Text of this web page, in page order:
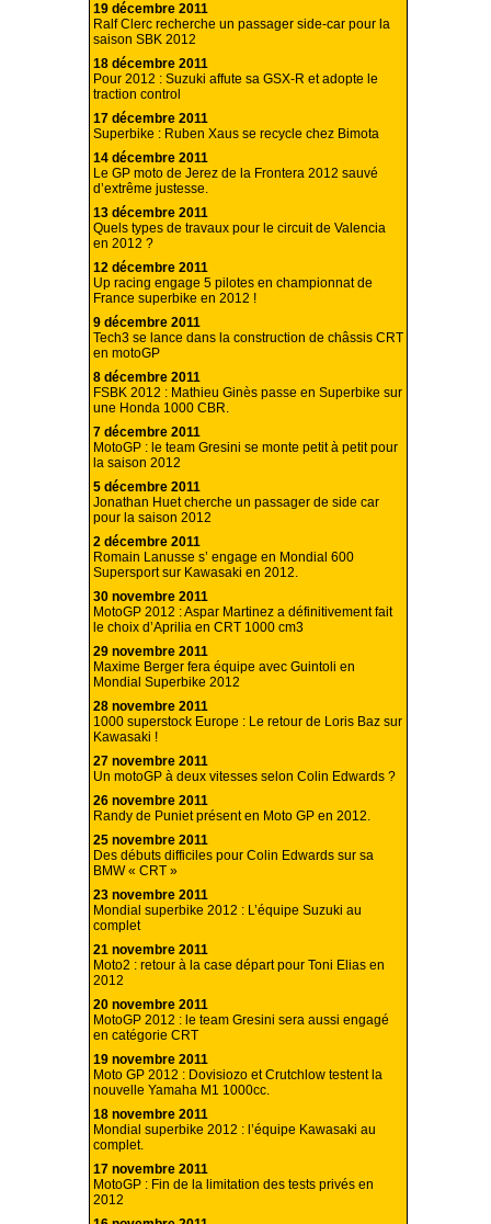
19 décembre 2011
Ralf Clerc recherche un passager side-car pour la
saison SBK 2012
18 décembre 2011
Pour 2012 : Suzuki affute sa GSX-R et adopte le
traction control
17 décembre 2011
Superbike : Ruben Xaus se recycle chez Bimota
14 décembre 2011
Le GP moto de Jerez de la Frontera 2012 sauvé
d’extrême justesse.
13 décembre 2011
Quels types de travaux pour le circuit de Valencia
en 2012 ?
12 décembre 2011
Up racing engage 5 pilotes en championnat de
France superbike en 2012 !
9 décembre 2011
Tech3 se lance dans la construction de châssis CRT
en motoGP
8 décembre 2011
FSBK 2012 : Mathieu Ginès passe en Superbike sur
une Honda 1000 CBR.
7 décembre 2011
MotoGP : le team Gresini se monte petit à petit pour
la saison 2012
5 décembre 2011
Jonathan Huet cherche un passager de side car
pour la saison 2012
2 décembre 2011
Romain Lanusse s’ engage en Mondial 600
Supersport sur Kawasaki en 2012.
30 novembre 2011
MotoGP 2012 : Aspar Martinez a définitivement fait
le choix d’Aprilia en CRT 1000 cm3
29 novembre 2011
Maxime Berger fera équipe avec Guintoli en
Mondial Superbike 2012
28 novembre 2011
1000 superstock Europe : Le retour de Loris Baz sur
Kawasaki !
27 novembre 2011
Un motoGP à deux vitesses selon Colin Edwards ?
26 novembre 2011
Randy de Puniet présent en Moto GP en 2012.
25 novembre 2011
Des débuts difficiles pour Colin Edwards sur sa
BMW « CRT »
23 novembre 2011
Mondial superbike 2012 : L’équipe Suzuki au
complet
21 novembre 2011
Moto2 : retour à la case départ pour Toni Elias en
2012
20 novembre 2011
MotoGP 2012 : le team Gresini sera aussi engagé
en catégorie CRT
19 novembre 2011
Moto GP 2012 : Dovisiozo et Crutchlow testent la
nouvelle Yamaha M1 1000cc.
18 novembre 2011
Mondial superbike 2012 : l’équipe Kawasaki au
complet.
17 novembre 2011
MotoGP : Fin de la limitation des tests privés en
2012